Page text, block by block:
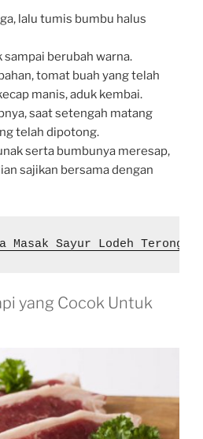
lalu tumis bumbu halus
sampai berubah warna.
tomat buah yang telah
manis, aduk kembai.
saat setengah matang
telah dipotong.
serta bumbunya meresap,
sajikan bersama dengan
Masak Sayur Lodeh Terong
yang Cocok Untuk